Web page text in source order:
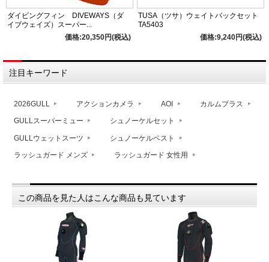
ダイビングフィン DIVEWAYS（ダ
イブウェイズ）スーパー...
価格:20,350円(税込)
TUSA（ツサ）ウェイトバックセット
TA5403
価格:9,240円(税込)
注目キーワード
2026GULL アクションカメラ AOI カルムプラス
GULLスーパーミュー シュノーケルセット
GULLウェットスーツ シュノーケルベスト
ラッシュガード メンズ ラッシュガード 女性用
この商品を見た人はこんな商品も見ています